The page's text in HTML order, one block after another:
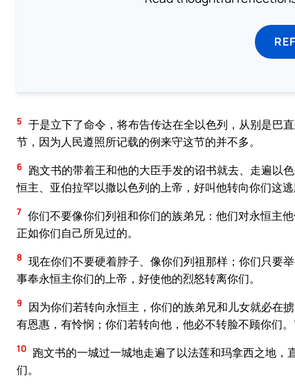
5 于是立下了命令，将布告传达在全以色列，从别是巴
节，因为人民遵照所记载的例来守这节的并不多。
6 跑文书的带着王和他的大臣手发的诏书就去、走遍以
恒主、亚伯拉罕以撒以色列的上帝，好叫他转向你们这逃
7 你们不要像你们列祖和你们的族弟兄：他们对永恒主
正如你们自己所见过的。
8 现在你们不要硬着脖子、像你们列祖那样；你们只要
事奉永恒主你们的上帝，好使他的烈怒转离你们。
9
因为你们若转向永恒主，你们的族弟兄和儿女就必在
有恩惠，有怜悯；你们若转向他，他必不转脸不顾你们。
10 跑文书的一城过一城地走遍了以法莲和玛拿西之地
们。